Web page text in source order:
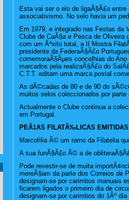
Esta vai ser o elo de ligaÃ§Ã£o
associativismo. No selo havia um
Em 1979, e integrado nas Festas
Clube de CaÃ§a e Pesca de Oliveira
com um Ãªxito total, a II Mostra
presidente da FederaÃ§Ã£o
comemoraÃ§Ãµes concelhias do
marcados pela realizaÃ§Ã£o do
C.T.T. editam uma marca postal
As dÃ©cadas de 80 e de 90 do
muitos selos coleccionados por
Actualmente o Clube continua a
em Portugal.
PEÃ‡AS FILATÃ‰LICAS EMITIDAS
Marcofilia Ã© um ramo da Filatelia
A sua funÃ§Ã£o Ã© a de
Pode revestir-se de muita
mereÃ§am da parte dos Correios de
designam-se por carimbos manuais
ficarem ligados o primeiro dia de
designam-se por carimbos do 1Âº